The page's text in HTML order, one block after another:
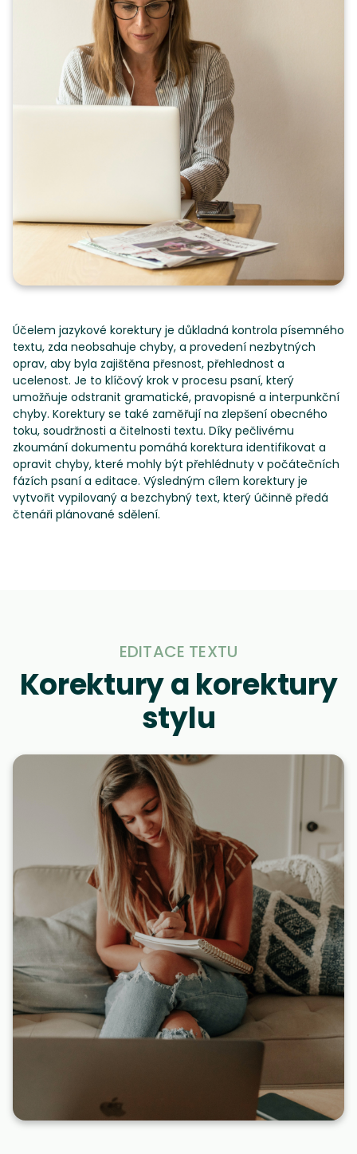
Účelem jazykové korektury je důkladná kontrola písemného
textu, zda neobsahuje chyby, a provedení nezbytných
oprav, aby byla zajištěna přesnost, přehlednost a
ucelenost. Je to klíčový krok v procesu psaní, který
umožňuje odstranit gramatické, pravopisné a interpunkční
chyby. Korektury se také zaměřují na zlepšení obecného
toku, soudržnosti a čitelnosti textu. Díky pečlivému
zkoumání dokumentu pomáhá korektura identifikovat a
opravit chyby, které mohly být přehlédnuty v počátečních
fázích psaní a editace. Výsledným cílem korektury je
vytvořit vypilovaný a bezchybný text, který účinně předá
čtenáři plánované sdělení.
EDITACE TEXTU
Korektury a korektury
stylu